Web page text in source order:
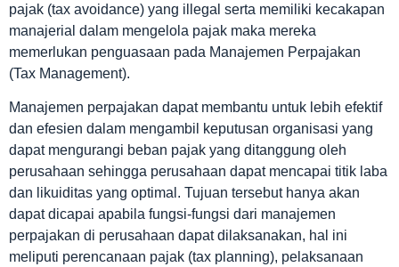
pajak (tax avoidance) yang illegal serta memiliki kecakapan
manajerial dalam mengelola pajak maka mereka
memerlukan penguasaan pada Manajemen Perpajakan
(Tax Management).
Manajemen perpajakan dapat membantu untuk lebih efektif
dan efesien dalam mengambil keputusan organisasi yang
dapat mengurangi beban pajak yang ditanggung oleh
perusahaan sehingga perusahaan dapat mencapai titik laba
dan likuiditas yang optimal. Tujuan tersebut hanya akan
dapat dicapai apabila fungsi-fungsi dari manajemen
perpajakan di perusahaan dapat dilaksanakan, hal ini
meliputi perencanaan pajak (tax planning), pelaksanaan